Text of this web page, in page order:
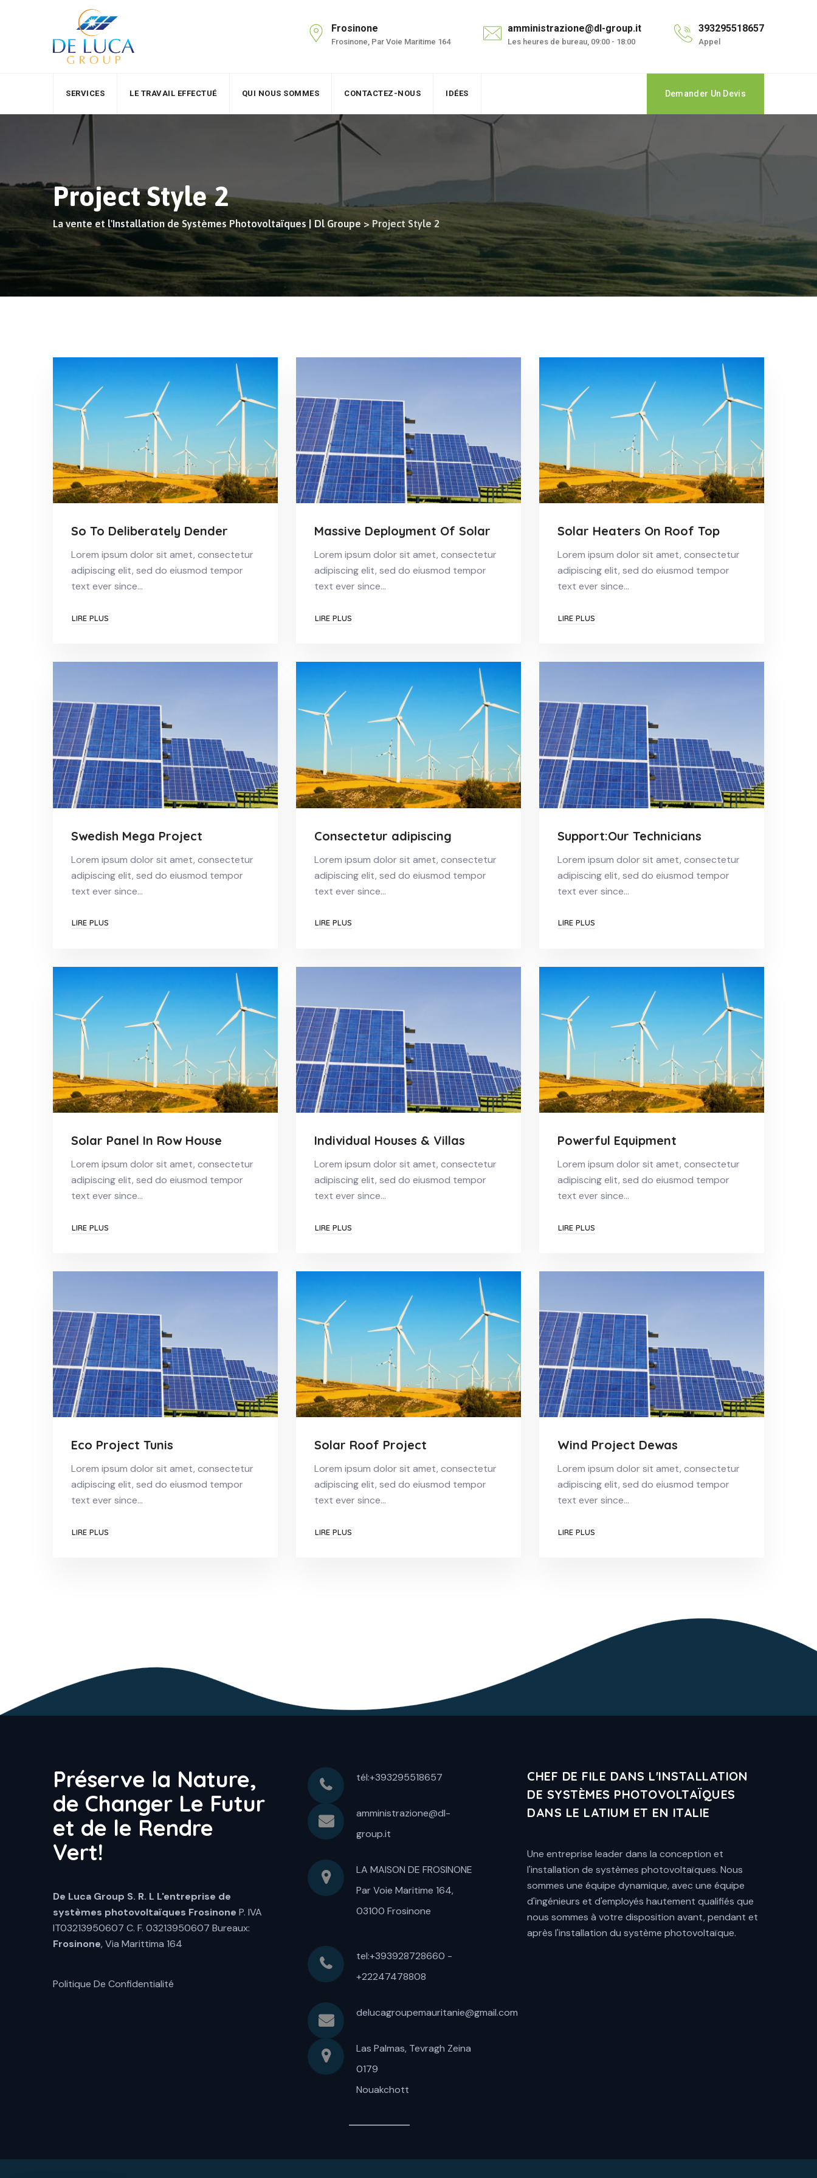
Frosinone
Frosinone, Par Voie Maritime 164
amministrazione@dl-group.it
Les heures de bureau, 09:00 - 18:00
393295518657
Appel
SERVICES LE TRAVAIL EFFECTUÉ QUI NOUS SOMMES CONTACTEZ-NOUS IDÉES Demander Un Devis
Project Style 2
La vente et l'Installation de Systèmes Photovoltaïques | Dl Groupe > Project Style 2
So To Deliberately Dender
Lorem ipsum dolor sit amet, consectetur
adipiscing elit, sed do eiusmod tempor
text ever since…
LIRE PLUS
Massive Deployment Of Solar
Lorem ipsum dolor sit amet, consectetur
adipiscing elit, sed do eiusmod tempor
text ever since…
LIRE PLUS
Solar Heaters On Roof Top
Lorem ipsum dolor sit amet, consectetur
adipiscing elit, sed do eiusmod tempor
text ever since…
LIRE PLUS
Swedish Mega Project
Lorem ipsum dolor sit amet, consectetur
adipiscing elit, sed do eiusmod tempor
text ever since…
LIRE PLUS
Consectetur adipiscing
Lorem ipsum dolor sit amet, consectetur
adipiscing elit, sed do eiusmod tempor
text ever since…
LIRE PLUS
Support:Our Technicians
Lorem ipsum dolor sit amet, consectetur
adipiscing elit, sed do eiusmod tempor
text ever since…
LIRE PLUS
Solar Panel In Row House
Lorem ipsum dolor sit amet, consectetur
adipiscing elit, sed do eiusmod tempor
text ever since…
LIRE PLUS
Individual Houses & Villas
Lorem ipsum dolor sit amet, consectetur
adipiscing elit, sed do eiusmod tempor
text ever since…
LIRE PLUS
Powerful Equipment
Lorem ipsum dolor sit amet, consectetur
adipiscing elit, sed do eiusmod tempor
text ever since…
LIRE PLUS
Eco Project Tunis
Lorem ipsum dolor sit amet, consectetur
adipiscing elit, sed do eiusmod tempor
text ever since…
LIRE PLUS
Solar Roof Project
Lorem ipsum dolor sit amet, consectetur
adipiscing elit, sed do eiusmod tempor
text ever since…
LIRE PLUS
Wind Project Dewas
Lorem ipsum dolor sit amet, consectetur
adipiscing elit, sed do eiusmod tempor
text ever since…
LIRE PLUS
Préserve la Nature,
de Changer Le Futur
et de le Rendre
Vert!
De Luca Group S. R. L L'entreprise de
systèmes photovoltaïques Frosinone P. IVA
IT03213950607 C. F. 03213950607 Bureaux:
Frosinone, Via Marittima 164
Politique De Confidentialité
tél:+393295518657
amministrazione@dl-
group.it
LA MAISON DE FROSINONE
Par Voie Maritime 164,
03100 Frosinone
tel:+393928728660 -
+22247478808
delucagroupemauritanie@gmail.com
Las Palmas, Tevragh Zeina
0179
Nouakchott
CHEF DE FILE DANS L'INSTALLATION
DE SYSTÈMES PHOTOVOLTAÏQUES
DANS LE LATIUM ET EN ITALIE
Une entreprise leader dans la conception et
l'installation de systèmes photovoltaïques. Nous
sommes une équipe dynamique, avec une équipe
d'ingénieurs et d'employés hautement qualifiés que
nous sommes à votre disposition avant, pendant et
après l'installation du système photovoltaïque.